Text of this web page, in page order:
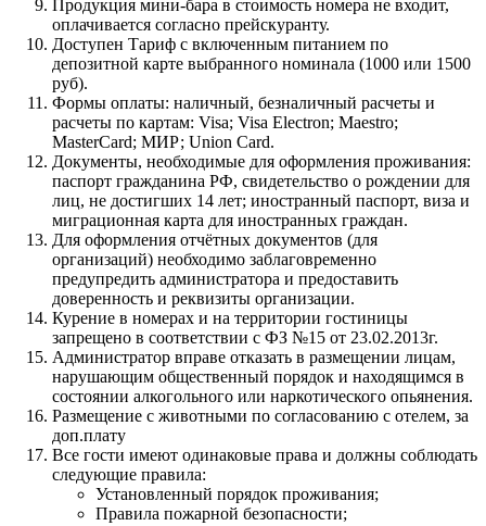
Продукция мини-бара в стоимость номера не входит,
оплачивается согласно прейскуранту.
Доступен Тариф с включенным питанием по
депозитной карте выбранного номинала (1000 или 1500
руб).
Формы оплаты: наличный, безналичный расчеты и
расчеты по картам: Visa; Visa Electron; Maestro;
МasterСard; МИР; Union Card.
Документы, необходимые для оформления проживания:
паспорт гражданина РФ, свидетельство о рождении для
лиц, не достигших 14 лет; иностранный паспорт, виза и
миграционная карта для иностранных граждан.
Для оформления отчётных документов (для
организаций) необходимо заблаговременно
предупредить администратора и предоставить
доверенность и реквизиты организации.
Курение в номерах и на территории гостиницы
запрещено в соответствии с ФЗ №15 от 23.02.2013г.
Администратор вправе отказать в размещении лицам,
нарушающим общественный порядок и находящимся в
состоянии алкогольного или наркотического опьянения.
Размещение с животными по согласованию с отелем, за
доп.плату
Все гости имеют одинаковые права и должны соблюдать
следующие правила:
Установленный порядок проживания;
Правила пожарной безопасности;